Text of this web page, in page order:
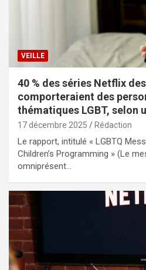
VEILLE
40 % des séries Netflix
comporteraient des
thématiques LGBT, selon
17 décembre 2025 Rédaction
Le rapport, intitulé « LGBTQ
Children’s Programming » (Le
omniprésent…